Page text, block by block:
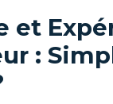
et
: